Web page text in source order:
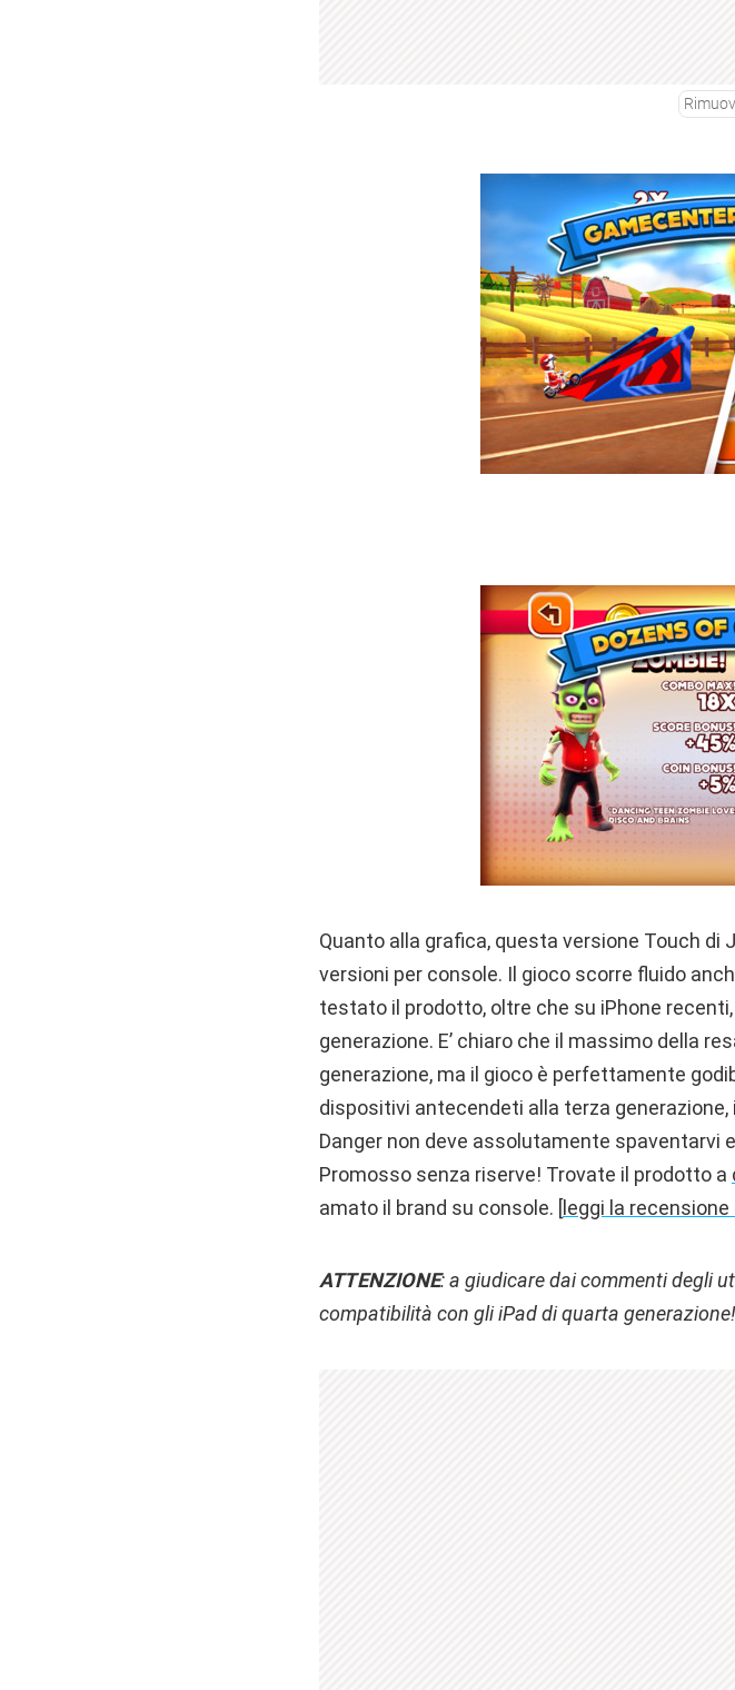
Quanto alla grafica, questa versione Touch
versioni per console. Il gioco scorre fluido
testato il prodotto, oltre che su iPhone
generazione. E’ chiaro che il massimo della
generazione, ma il gioco è perfettamente
dispositivi antecendeti alla terza
Danger non deve assolutamente spaventarvi
Promosso senza riserve! Trovate il prodotto a
amato il brand su console. [ leggi la
ATTENZIONE: a giudicare dai commenti degli
compatibilità con gli iPad di quarta generazione!